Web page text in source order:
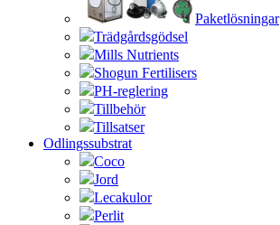
Paketlösningar
Trädgårdsgödsel
Mills Nutrients
Shogun Fertilisers
PH-reglering
Tillbehör
Tillsatser
Odlingssubstrat
Coco
Jord
Lecakulor
Perlit